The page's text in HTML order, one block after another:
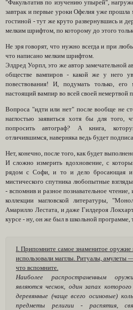
"Факультатив по изучению упырей",
завтрак и первые уроки Офелия уже
гостиной - тут же круто развернувшись и
мелким шрифтом, по которому до этого
Не зря говорят, что нужно всегда и при
что написано мелким шрифтом.
Элдред Уорпл, это же автор замечательной
обществе вампиров - какой же у него
повествования! И, подумать только,
настоящий вампир во всей своей немертвой
Вопроса "идти или нет" после вообще не
наглостью заявиться хотя бы для того,
попросить автограф? А книга,
отличившимся, наверняка ведь будет
Нет, конечно, после того, как будет
И сложно измерить вдохновение, с
рядом с Софи, и то и дело бросающая и
мистического спутника любопытные
- вспомнив и разное познавательное
коллекции магловской литературы,
Амарилло Лестата, и даже Гилдероя
курсе - ну, он же был в школьной программе,
I. Припомните самое знаменитое оружие
использовали магглы. Ритуалы, амулеты
что вспомните.
Наиболее распространенным
являются чеснок, один запах
деревянные (чаще всего осиновые)
предметы религии - распятия,